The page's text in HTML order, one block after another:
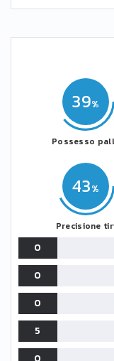
39
Possesso
43
Precisione
0
0
0
5